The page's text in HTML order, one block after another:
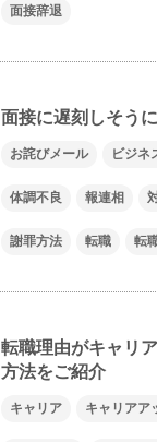
面接辞退
面接に遅刻しそう
お詫びメール ビジネ
体調不良 報連相
謝罪方法 転職 転
転職理由がキャリ
方法をご紹介
キャリア キャリアア